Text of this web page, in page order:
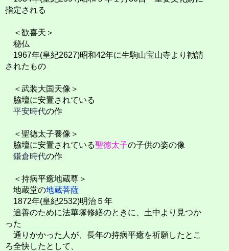
指定される
＜歓喜天＞
秘仏
1967年(皇紀2627)昭和42年に生駒山宝山寺より勧請
されたもの
＜武装大国天像＞
脇壇に安置されている
平安時代の作
＜聖徳太子養像＞
脇壇に安置されている聖徳太子の子供の姿の像
鎌倉時代の作
＜持病平癒地蔵尊＞
地蔵堂の地蔵菩薩
1872年(皇紀2532)明治５年
追善のために法華塚修繕のときに、土中より見つか
った
通りかかった人が、長年の持病平癒を祈願したとこ
ろ全快したとして、